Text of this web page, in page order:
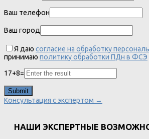
Ваш телефон
Ваш город
Я даю согласие на обработку
принимаю политику обработки ПДн в ФСЭ
17+8=
Консультация с экспертом →
НАШИ ЭКСПЕРТНЫЕ